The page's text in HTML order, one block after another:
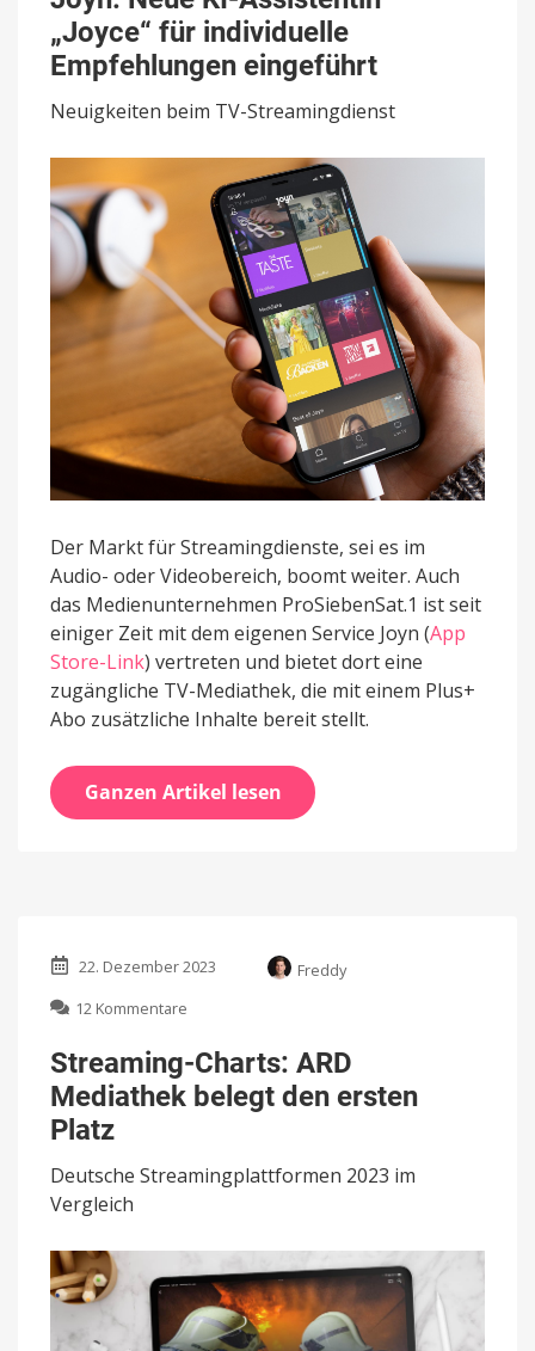
KI-
Assistentin
„Joyce“
für
individuelle
Empfehlungen
„Joyce“ für individuelle
Empfehlungen eingeführt
Neuigkeiten beim TV-Streamingdienst
Der Markt für Streamingdienste, sei es im
Audio- oder Videobereich, boomt weiter. Auch
das Medienunternehmen ProSiebenSat.1 ist seit
einiger Zeit mit dem eigenen Service Joyn (App
Store-Link) vertreten und bietet dort eine
zugängliche TV-Mediathek, die mit einem Plus+
Abo zusätzliche Inhalte bereit stellt.
Ganzen Artikel lesen
22. Dezember 2023
Freddy
12 Kommentare
Charts:
ARD
Mediathek
ersten
Platz
Streaming-Charts: ARD
Mediathek belegt den ersten
Platz
Deutsche Streamingplattformen 2023 im
Vergleich